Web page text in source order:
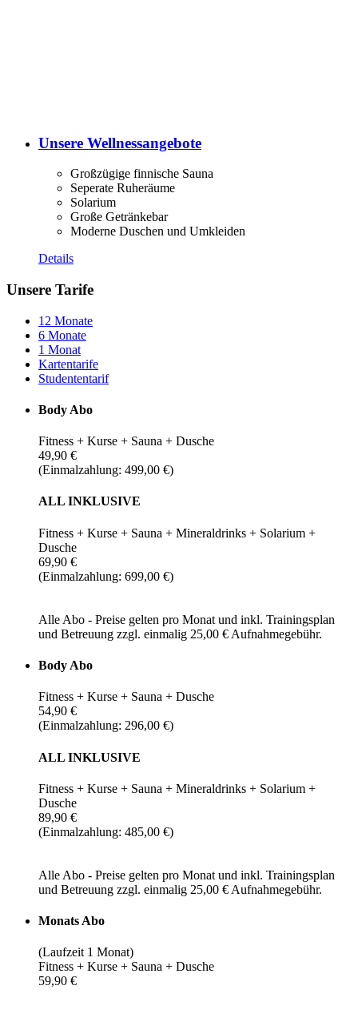
Unsere Wellnessangebote
Großzügige finnische Sauna
Seperate Ruheräume
Solarium
Große Getränkebar
Moderne Duschen und Umkleiden
Details
Unsere Tarife
12 Monate
6 Monate
1 Monat
Kartentarife
Studententarif
Body Abo
Fitness + Kurse + Sauna + Dusche
49,90 €
(Einmalzahlung: 499,00 €)
ALL INKLUSIVE
Fitness + Kurse + Sauna + Mineraldrinks + Solarium +
Dusche
69,90 €
(Einmalzahlung: 699,00 €)
Alle Abo - Preise gelten pro Monat und inkl. Trainingsplan
und Betreuung zzgl. einmalig 25,00 € Aufnahmegebühr.
Body Abo
Fitness + Kurse + Sauna + Dusche
54,90 €
(Einmalzahlung: 296,00 €)
ALL INKLUSIVE
Fitness + Kurse + Sauna + Mineraldrinks + Solarium +
Dusche
89,90 €
(Einmalzahlung: 485,00 €)
Alle Abo - Preise gelten pro Monat und inkl. Trainingsplan
und Betreuung zzgl. einmalig 25,00 € Aufnahmegebühr.
Monats Abo
(Laufzeit 1 Monat)
Fitness + Kurse + Sauna + Dusche
59,90 €